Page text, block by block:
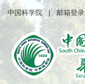
中国科学院 邮箱登录